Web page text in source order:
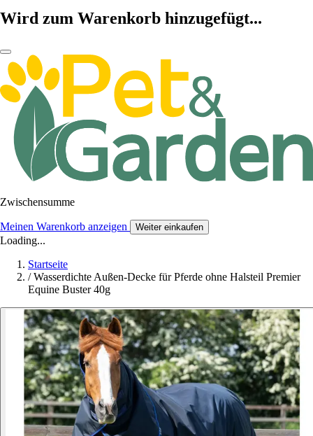
Wird zum Warenkorb hinzugefügt...
Zwischensumme
Meinen Warenkorb anzeigen Weiter einkaufen
Loading...
Startseite
/ Wasserdichte Außen-Decke für Pferde ohne Halsteil Premier
Equine Buster 40g